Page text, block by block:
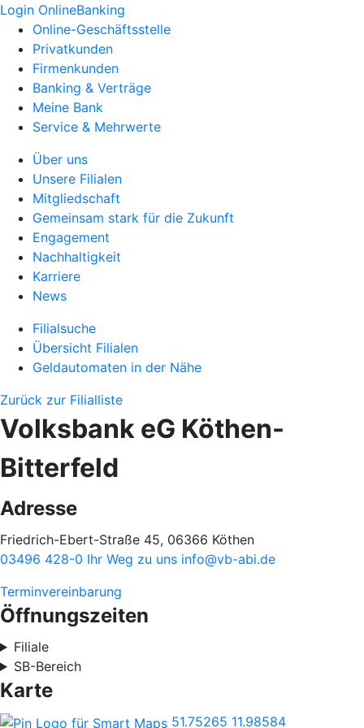
Login OnlineBanking
Online-Geschäftsstelle
Privatkunden
Firmenkunden
Banking & Verträge
Meine Bank
Service & Mehrwerte
Über uns
Unsere Filialen
Mitgliedschaft
Gemeinsam stark für die Zukunft
Engagement
Nachhaltigkeit
Karriere
News
Filialsuche
Übersicht Filialen
Geldautomaten in der Nähe
Zurück zur Filialliste
Volksbank eG Köthen-
Bitterfeld
Adresse
Friedrich-Ebert-Straße 45, 06366 Köthen
03496 428-0 Ihr Weg zu uns info@vb-abi.de
Terminvereinbarung
Öffnungszeiten
Filiale
SB-Bereich
Karte
51.75265 11.98584